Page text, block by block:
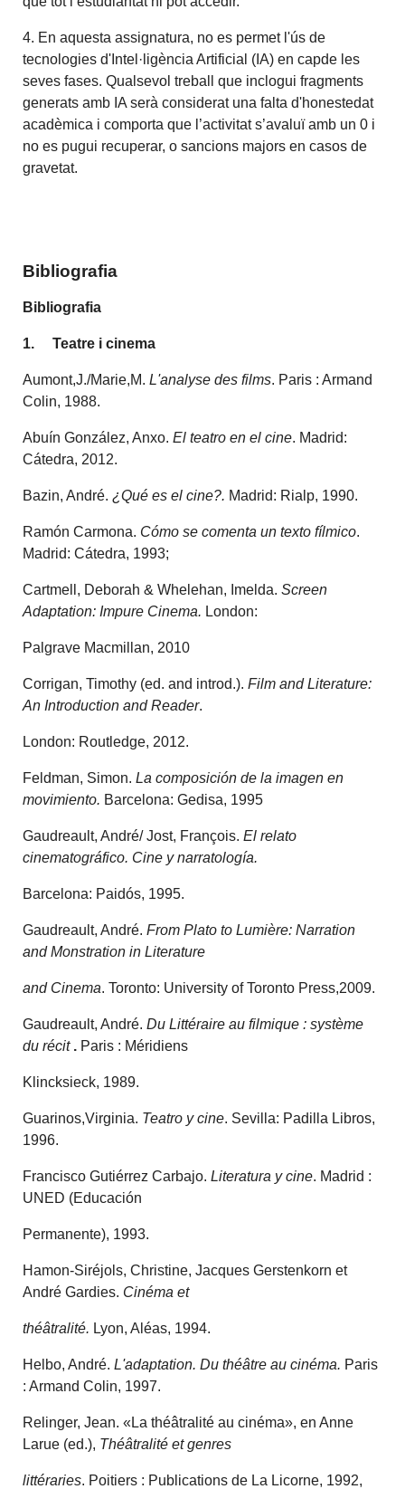
4. En aquesta assignatura, no es permet l'ús de
tecnologies d'Intel·ligència Artificial (IA) en capde les
seves fases. Qualsevol treball que inclogui fragments
generats amb IA serà considerat una falta d'honestedat
acadèmica i comporta que l’activitat s’avaluï amb un 0 i
no es pugui recuperar, o sancions majors en casos de
gravetat.
Bibliografia
Bibliografia
1. Teatre i cinema
Aumont,J./Marie,M.L'analyse des films. Paris : Armand
Colin, 1988.
Abuín González, Anxo.El teatro en el cine. Madrid:
Cátedra, 2012.
Bazin, André.¿Qué es el cine?. Madrid: Rialp, 1990.
Ramón Carmona. Cómo se comenta un texto fílmico.
Madrid: Cátedra, 1993;
Cartmell, Deborah & Whelehan, Imelda.Screen
Adaptation: Impure Cinema. London:
Palgrave Macmillan, 2010
Corrigan, Timothy (ed. and introd.).Film and Literature:
An Introduction and Reader.
London: Routledge, 2012.
Feldman, Simon.La composición de la imagen en
movimiento. Barcelona: Gedisa, 1995
Gaudreault, André/ Jost, François.El relato
cinematográfico. Cine y narratología.
Barcelona: Paidós, 1995.
Gaudreault, André.From Plato to Lumière: Narration
and Monstration in Literature
and Cinema. Toronto: University of Toronto Press,2009.
Gaudreault, André.Du Littéraire au filmique : système
du récit . Paris : Méridiens
Klincksieck, 1989.
Guarinos,Virginia. Teatro y cine. Sevilla: Padilla Libros,
1996.
Francisco Gutiérrez Carbajo.Literatura y cine. Madrid :
UNED (Educación
Permanente), 1993.
Hamon-Siréjols, Christine, Jacques Gerstenkorn et
André Gardies. Cinéma et
théâtralité. Lyon, Aléas, 1994.
Helbo, André.L'adaptation. Du théâtre au cinéma. Paris
: Armand Colin, 1997.
Relinger, Jean. «La théâtralité au cinéma», en Anne
Larue (ed.), Théâtralité et genres
littéraries. Poitiers : Publications de La Licorne, 1992,